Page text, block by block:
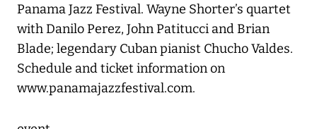
Panama Jazz Festival. Wayne Shorter’s quartet
with Danilo Perez, John Patitucci and Brian
Blade; legendary Cuban pianist Chucho Valdes.
Schedule and ticket information on
www.panamajazzfestival.com.